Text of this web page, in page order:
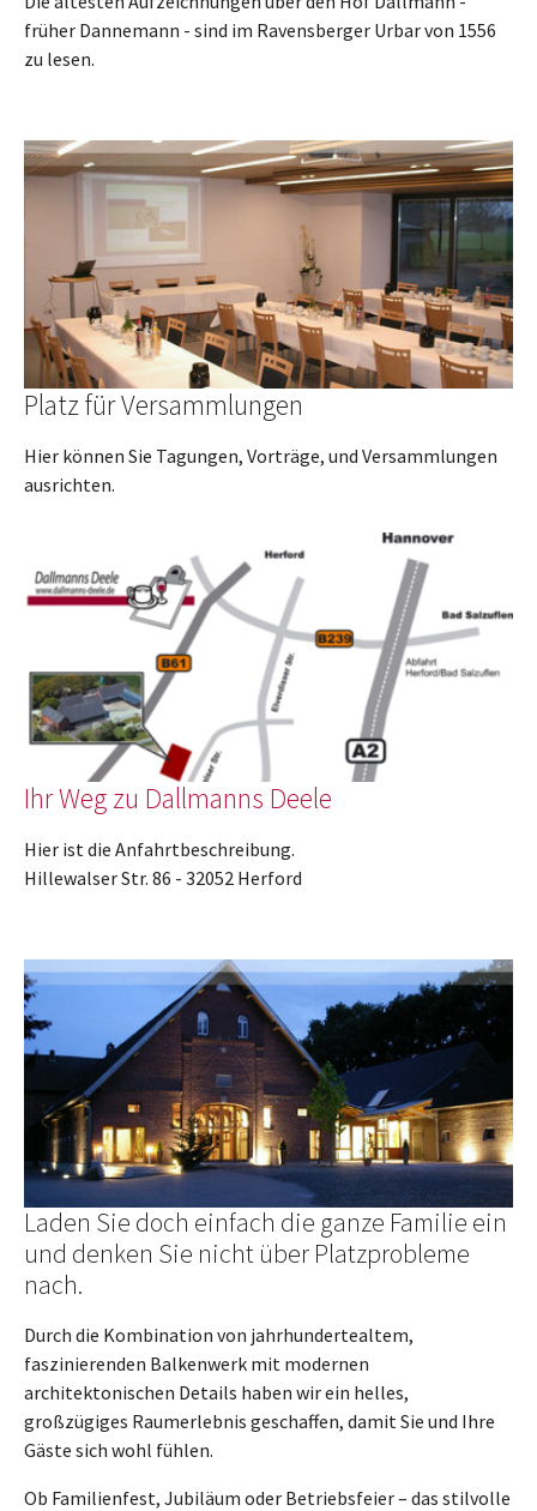
früher Dannemann - sind im Ravensberger Urbar von 1556
zu lesen.
Platz für Versammlungen
Hier können Sie Tagungen, Vorträge, und Versammlungen
ausrichten.
Ihr Weg zu Dallmanns Deele
Hier ist die Anfahrtbeschreibung.
Hillewalser Str. 86 - 32052 Herford
Laden Sie doch einfach die ganze Familie ein
und denken Sie nicht über Platzprobleme
nach.
Durch die Kombination von jahrhundertealtem,
faszinierenden Balkenwerk mit modernen
architektonischen Details haben wir ein helles,
großzügiges Raumerlebnis geschaffen, damit Sie und Ihre
Gäste sich wohl fühlen.
Ob Familienfest, Jubiläum oder Betriebsfeier – das stilvolle